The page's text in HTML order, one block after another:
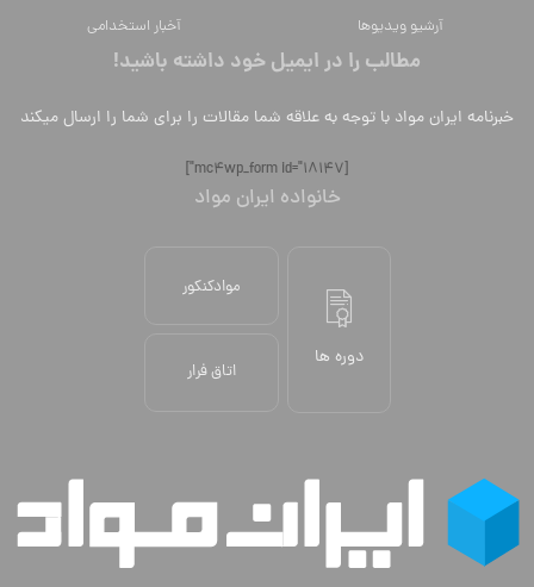
آرشیو ویدیوها
آخبار استخدامی
مطالب را در ایمیل خود داشته باشید!
خبرنامه ایران مواد با توجه به علاقه شما مقالات را برای شما را ارسال میکند
[mc4wp_form id="18147"]
خانواده ایران مواد
دوره ها
موادکنکور
اتاق فرار